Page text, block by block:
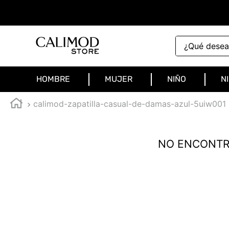
¿Qué deseas
HOMBRE MUJER NIÑO
calimod-zapatilla-casual-de-damas-azul-5uiw001
NO